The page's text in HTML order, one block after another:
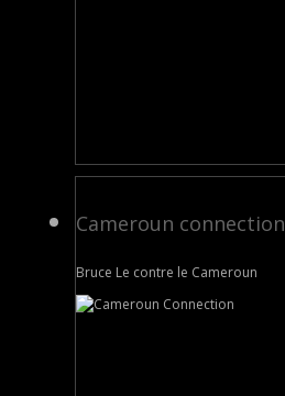
Cameroun connection
Bruce Le contre le Cameroun